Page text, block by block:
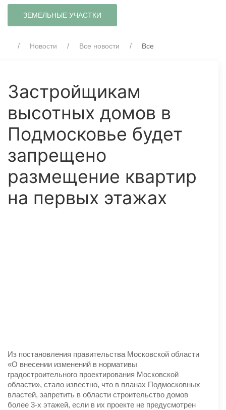
ЗЕМЕЛЬНЫЕ УЧАСТКИ
Новости Все новости Все
Застройщикам
высотных домов в
Подмосковье будет
запрещено
размещение квартир
на первых этажах
Из постановления правительства Московской области
«О внесении изменений в нормативы
градостроительного проектирования Московской
области», стало известно, что в планах Подмосковных
властей, запретить в области строительство домов
более 3-х этажей, если в их проекте не предусмотрен